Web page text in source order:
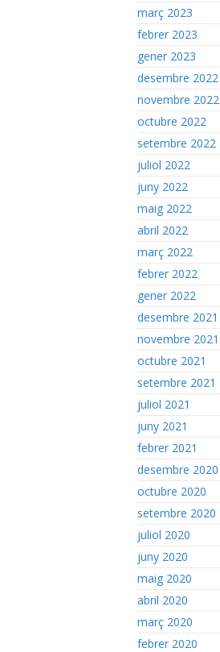
març 2023
febrer 2023
gener 2023
desembre 2022
novembre 2022
octubre 2022
setembre 2022
juliol 2022
juny 2022
maig 2022
abril 2022
març 2022
febrer 2022
gener 2022
desembre 2021
novembre 2021
octubre 2021
setembre 2021
juliol 2021
juny 2021
febrer 2021
desembre 2020
octubre 2020
setembre 2020
juliol 2020
juny 2020
maig 2020
abril 2020
març 2020
febrer 2020